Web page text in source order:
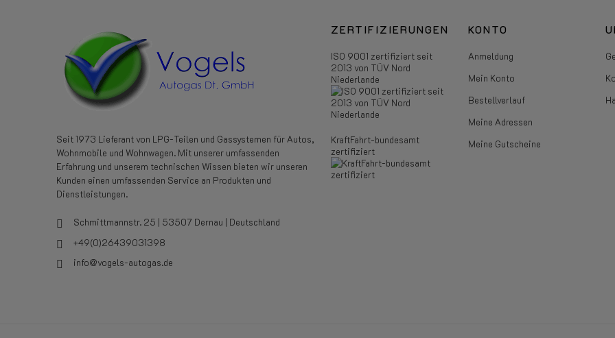
Seit 1973 Lieferant von LPG-Teilen und Gassystemen für Autos,
Wohnmobile und Wohnwagen. Mit unserer umfassenden
Erfahrung und unserem technischen Wissen bieten wir unseren
Kunden einen umfassenden Service an Produkten und
Dienstleistungen.
Schmittmannstr. 25 | 53507 Dernau | Deutschland
+49(0)26439031398
info@vogels-autogas.de
ZERTIFIZIERUNGEN
ISO 9001 zertifiziert seit
2013 von TÜV Nord
Niederlande
KraftFahrt-bundesamt
zertifiziert
KONTO
Anmeldung
Mein Konto
Bestellverlauf
Meine Adressen
Meine Gutscheine